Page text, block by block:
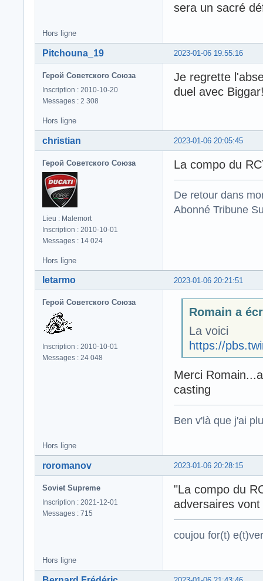
sera un sacré
Hors ligne
2023-01-06 19:55:16
Pitchouna_19
Герой Советского Союза
Inscription : 2010-10-20
Messages : 2 308
Je regrette
duel avec
Hors ligne
2023-01-06 20:05:45
christian
Герой Советского Союза
Lieu : Malemort
Inscription : 2010-10-01
Messages : 14 024
La compo du
De retour dans
Abonné Tribune
Hors ligne
2023-01-06 20:21:51
letarmo
Герой Советского Союза
Inscription : 2010-10-01
Messages : 24 048
Romain a
La voici
https://
Merci
casting
Ben v'là que j'ai
Hors ligne
2023-01-06 20:28:15
roromanov
Soviet Supreme
Inscription : 2021-12-01
Messages : 715
"La compo du
adversaires
coujou for(t)
Hors ligne